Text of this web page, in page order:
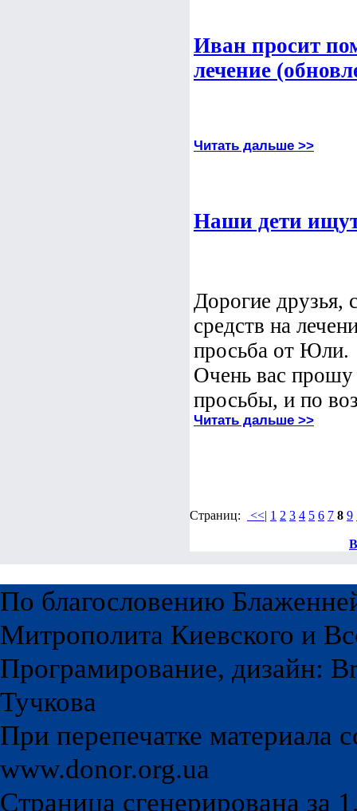
Иван просит
лечение
Читать дальше >>
Наши дети
Дорогие друзья,
средств на
просьба от Юли.
Очень вас прошу
просьбы, и по
Читать дальше >>
Страниц: <<| 1 2 3 4 5 6 7 8 9
По благословению
Митрополита Киевского и
Програмирование, дизайн:
Тучкова
При перепечатке материала
www.donor.org.ua
Страница сгенерирована за